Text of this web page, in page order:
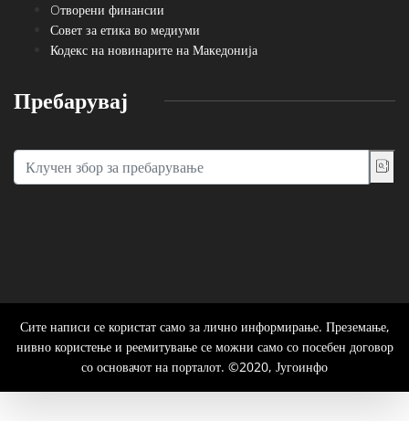
Oтворени финансии
Совет за етика во медиуми
Кодекс на новинарите на Македонија
Пребарувај
Сите написи се користат само за лично информирање. Преземање,
нивно користење и реемитување се можни само со посебен договор
со основачот на порталот. ©2020, Југоинфо